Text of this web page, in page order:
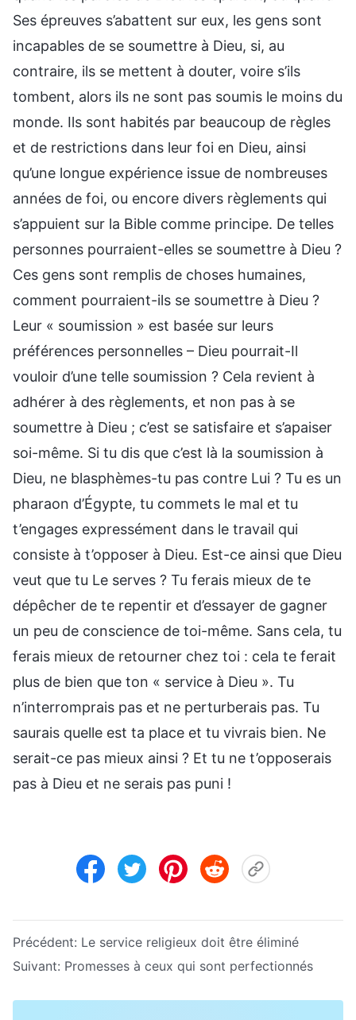
Ses épreuves s’abattent sur eux, les gens sont
incapables de se soumettre à Dieu, si, au
contraire, ils se mettent à douter, voire s’ils
tombent, alors ils ne sont pas soumis le moins du
monde. Ils sont habités par beaucoup de règles
et de restrictions dans leur foi en Dieu, ainsi
qu’une longue expérience issue de nombreuses
années de foi, ou encore divers règlements qui
s’appuient sur la Bible comme principe. De telles
personnes pourraient-elles se soumettre à Dieu ?
Ces gens sont remplis de choses humaines,
comment pourraient-ils se soumettre à Dieu ?
Leur « soumission » est basée sur leurs
préférences personnelles – Dieu pourrait-Il
vouloir d’une telle soumission ? Cela revient à
adhérer à des règlements, et non pas à se
soumettre à Dieu ; c’est se satisfaire et s’apaiser
soi-même. Si tu dis que c’est là la soumission à
Dieu, ne blasphèmes-tu pas contre Lui ? Tu es un
pharaon d’Égypte, tu commets le mal et tu
t’engages expressément dans le travail qui
consiste à t’opposer à Dieu. Est-ce ainsi que Dieu
veut que tu Le serves ? Tu ferais mieux de te
dépêcher de te repentir et d’essayer de gagner
un peu de conscience de toi-même. Sans cela, tu
ferais mieux de retourner chez toi : cela te ferait
plus de bien que ton « service à Dieu ». Tu
n’interromprais pas et ne perturberais pas. Tu
saurais quelle est ta place et tu vivrais bien. Ne
serait-ce pas mieux ainsi ? Et tu ne t’opposerais
pas à Dieu et ne serais pas puni !
Précédent: Le service religieux doit être éliminé
Suivant: Promesses à ceux qui sont perfectionnés